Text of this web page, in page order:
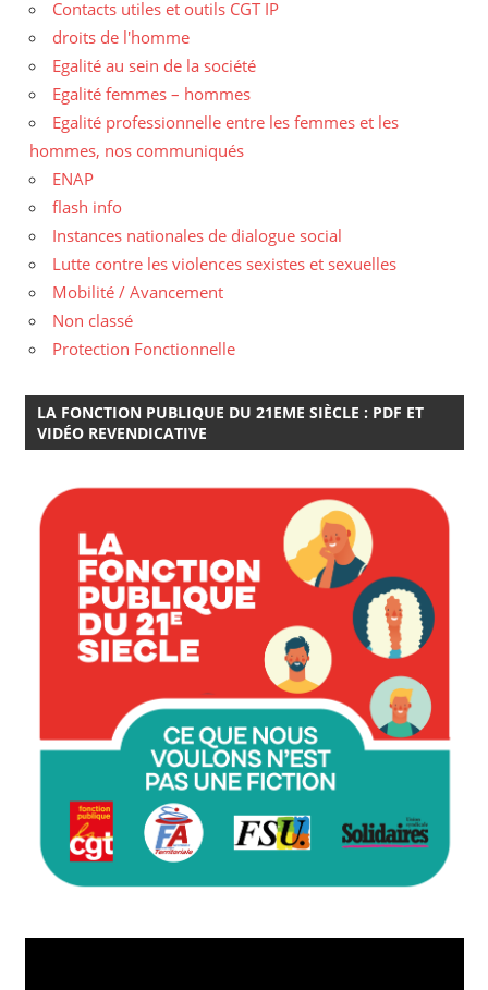
Contacts utiles et outils CGT IP
droits de l'homme
Egalité au sein de la société
Egalité femmes – hommes
Egalité professionnelle entre les femmes et les
hommes, nos communiqués
ENAP
flash info
Instances nationales de dialogue social
Lutte contre les violences sexistes et sexuelles
Mobilité / Avancement
Non classé
Protection Fonctionnelle
LA FONCTION PUBLIQUE DU 21EME SIÈCLE : PDF ET
VIDÉO REVENDICATIVE